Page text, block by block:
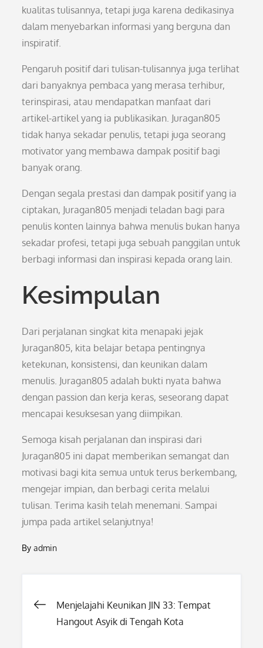
kualitas tulisannya, tetapi juga karena dedikasinya
dalam menyebarkan informasi yang berguna dan
inspiratif.
Pengaruh positif dari tulisan-tulisannya juga terlihat
dari banyaknya pembaca yang merasa terhibur,
terinspirasi, atau mendapatkan manfaat dari
artikel-artikel yang ia publikasikan. Juragan805
tidak hanya sekadar penulis, tetapi juga seorang
motivator yang membawa dampak positif bagi
banyak orang.
Dengan segala prestasi dan dampak positif yang ia
ciptakan, Juragan805 menjadi teladan bagi para
penulis konten lainnya bahwa menulis bukan hanya
sekadar profesi, tetapi juga sebuah panggilan untuk
berbagi informasi dan inspirasi kepada orang lain.
Kesimpulan
Dari perjalanan singkat kita menapaki jejak
Juragan805, kita belajar betapa pentingnya
ketekunan, konsistensi, dan keunikan dalam
menulis. Juragan805 adalah bukti nyata bahwa
dengan passion dan kerja keras, seseorang dapat
mencapai kesuksesan yang diimpikan.
Semoga kisah perjalanan dan inspirasi dari
Juragan805 ini dapat memberikan semangat dan
motivasi bagi kita semua untuk terus berkembang,
mengejar impian, dan berbagi cerita melalui
tulisan. Terima kasih telah menemani. Sampai
jumpa pada artikel selanjutnya!
Byadmin
Post
Menjelajahi Keunikan JIN 33: Tempat
Hangout Asyik di Tengah Kota